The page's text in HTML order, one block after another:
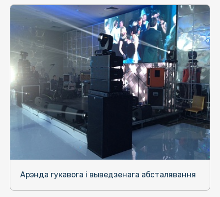
Арэнда гукавога і выведзенага абсталявання